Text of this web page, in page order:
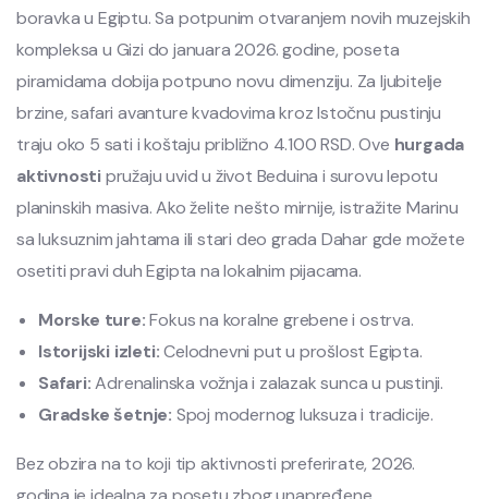
boravka u Egiptu. Sa potpunim otvaranjem novih muzejskih
kompleksa u Gizi do januara 2026. godine, poseta
piramidama dobija potpuno novu dimenziju. Za ljubitelje
brzine, safari avanture kvadovima kroz Istočnu pustinju
traju oko 5 sati i koštaju približno 4.100 RSD. Ove hurgada
aktivnostipružaju uvid u život Beduina i surovu lepotu
planinskih masiva. Ako želite nešto mirnije, istražite Marinu
sa luksuznim jahtama ili stari deo grada Dahar gde možete
osetiti pravi duh Egipta na lokalnim pijacama.
Morske ture:Fokus na koralne grebene i ostrva.
Istorijski izleti:Celodnevni put u prošlost Egipta.
Safari:Adrenalinska vožnja i zalazak sunca u pustinji.
Gradske šetnje: Spoj modernog luksuza i tradicije.
Bez obzira na to koji tip aktivnosti preferirate, 2026.